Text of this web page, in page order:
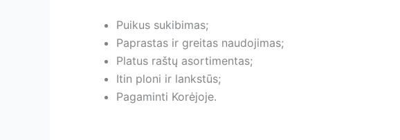
Puikus sukibimas;
Paprastas ir greitas naudojimas;
Platus raštų asortimentas;
Itin ploni ir lankstūs;
Pagaminti Korėjoje.